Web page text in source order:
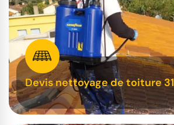
Devis nettoyage de toiture 31